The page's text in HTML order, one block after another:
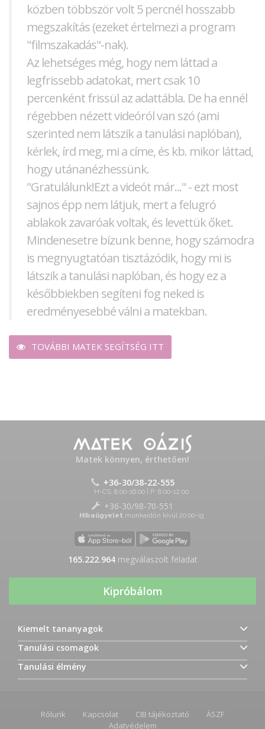
közben többször volt 5 percnél hosszabb
megszakítás (ezeket értelmezi a program
"filmszakadás"-nak).
Az lehetséges még, hogy nem láttad a
legfrissebb adatokat, mert csak 10
percenként frissül az adattábla. De ha ennél
régebben nézett videóról van szó (ami
szerinted nem látszik a tanulási naplóban),
kérlek, írd meg, mi a címe, és kb. mikor láttad,
hogy utánanézhessünk.
"Gratulálunk!Ezt a videót már..." - ezt most
sajnos épp nem látjuk, mert a felugró
ablakok zavaróak voltak, és levettük őket.
Mindenesetre bízunk benne, hogy számodra
is megnyugtatóan tisztázódik, hogy mi is
látszik a tanulási naplóban, és hogy ez a
későbbiekben segíteni fog neked is
eredményesebbé válni a matekban.
TOVÁBBI MATEK SEGÍTSÉG ITT
Matek könnyen, érthetően!
+36-30/38-22-555
H-CS: 8:00-16:00 | P: 8:00-12:00
+36-30/98-70-551
Hibaügyelet munkaidőn kívül 20:00-ig
165.222.964megválaszolt feladat
Kipróbálom
Kiemelt tananyagok
Tanulási csomagok
Tanulási élmény
Rólunk Kapcsolat CIB tájékoztató
ÁSZF
Adatvédelem